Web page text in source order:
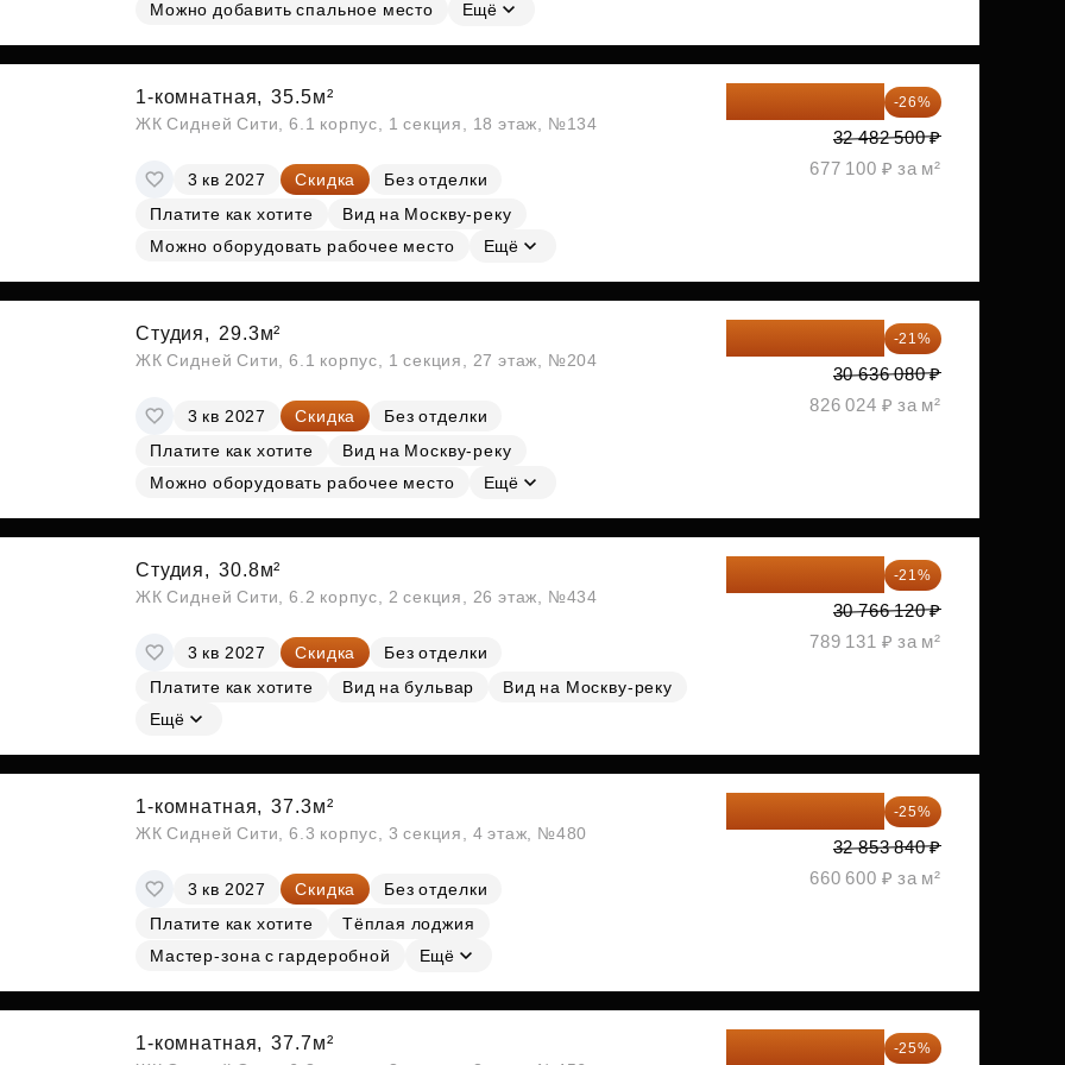
СубсидииМожно добавить спальное место
Ещё
1-комнатная, 35.5м²
ЖК Сидней Сити, 6.1 корпус, 1 секция, 18 этаж, №134
3 кв 2027 Скидка
Без отделки
Платите как хотите
Вид на Москву-реку
Можно оборудовать рабочее место
Ещё
-26%
32 482 500 ₽
677 100 ₽ за м²
Студия, 29.3м²
ЖК Сидней Сити, 6.1 корпус, 1 секция, 27 этаж, №204
3 кв 2027 Скидка
Без отделки
Платите как хотите
Вид на Москву-реку
Можно оборудовать рабочее место
Ещё
-21%
30 636 080 ₽
826 024 ₽ за м²
Студия, 30.8м²
ЖК Сидней Сити, 6.2 корпус, 2 секция, 26 этаж, №434
3 кв 2027 Скидка
Без отделки
Платите как хотите
Вид на бульвар
Вид на Москву-реку
Ещё
-21%
30 766 120 ₽
789 131 ₽ за м²
1-комнатная, 37.3м²
ЖК Сидней Сити, 6.3 корпус, 3 секция, 4 этаж, №480
3 кв 2027 Скидка
Без отделки
Платите как хотите
Тёплая лоджия
Мастер-зона с гардеробной
Ещё
-25%
32 853 840 ₽
660 600 ₽ за м²
1-комнатная, 37.7м² -25%